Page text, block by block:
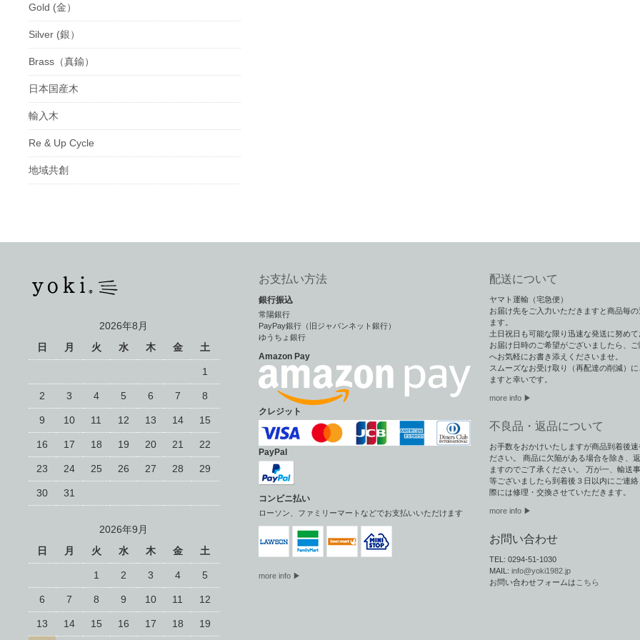
Gold (金）
Silver (銀）
Brass（真鍮）
日本国産木
輸入木
Re & Up Cycle
地域共創
2026年8月
日
月 火 水 木 金 土
1
2 3 4 5 6 7 8
9 10 11 12 13 14 15
16 17 18 19 20 21 22
23 24 25 26 27 28 29
30 31
2026年9月
日
月 火 水 木 金 土
1 2 3 4 5
6 7 8 9 10 11 12
13 14 15 16 17 18 19
お支払い方法
銀行振込
常陽銀行
PayPay銀行（旧ジャパンネット銀行）
ゆうちょ銀行
Amazon Pay
クレジット
PayPal
コンビニ払い
ローソン、ファミリーマートなどでお支払いいただけます
more info ▶
配送について
ヤマト運輸（宅急便）
お届け先をご入力いただきますと商品毎
ます。
土日祝日も可能な限り迅速な発送に努めて
お届け日時のご希望がございましたら、
へお気軽にお書き添えくださいませ。
スムーズなお受け取り（再配達の削減）
ますと幸いです。
more info ▶︎
不良品・返品について
お手数をおかけいたしますが商品到着後速
ださい。 商品に欠陥がある場合を除き、
ますのでご了承ください。 万が一、輸送
等ございましたら到着後３日以内にご連
際には修理・交換させていただきます。
more info ▶
お問い合わせ
TEL: 0294-51-1030
MAIL: info@yoki1982.jp
お問い合わせフォームは こちら